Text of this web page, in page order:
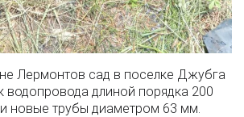
Лермонтов сад в поселке Джубга
водопровода длиной порядка 200
новые трубы диаметром 63 мм.